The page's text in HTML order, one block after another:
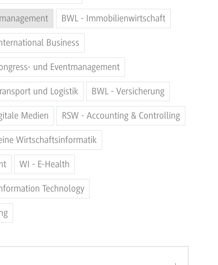
BWL - Immobilienwirtschaft
Business
und Eventmanagement
und Logistik BWL - Versicherung
Medien RSW - Accounting & Controlling
Wirtschaftsinformatik
WI - E-Health
Technology